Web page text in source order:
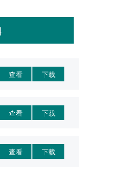
查看 下载
查看 下载
查看 下载